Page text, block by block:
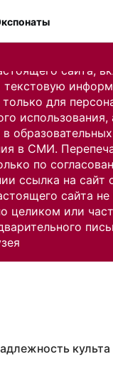
сайта,
текстовую
для
использования,
в СМИ.
по
ссылка на сайт
сайта
целиком или